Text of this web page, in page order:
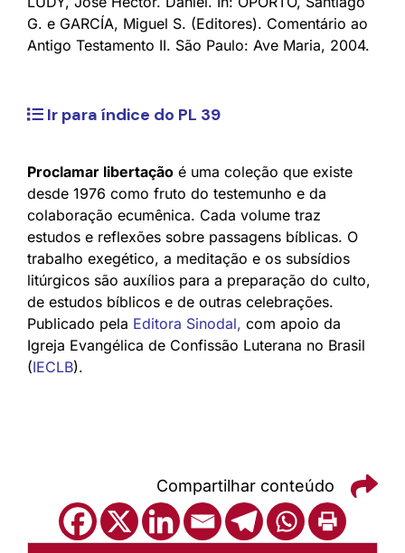
G. e GARCÍA, Miguel S. (Editores). Comentário ao
Antigo Testamento II. São Paulo: Ave Maria, 2004.
Ir para índice do PL 39
Proclamar libertação é uma coleção que existe
desde 1976 como fruto do testemunho e da
colaboração ecumênica. Cada volume traz
estudos e reflexões sobre passagens bíblicas. O
trabalho exegético, a meditação e os subsídios
litúrgicos são auxílios para a preparação do culto,
de estudos bíblicos e de outras celebrações.
Publicado pela Editora Sinodal, com apoio da
Igreja Evangélica de Confissão Luterana no Brasil
(IECLB).
Compartilhar conteúdo